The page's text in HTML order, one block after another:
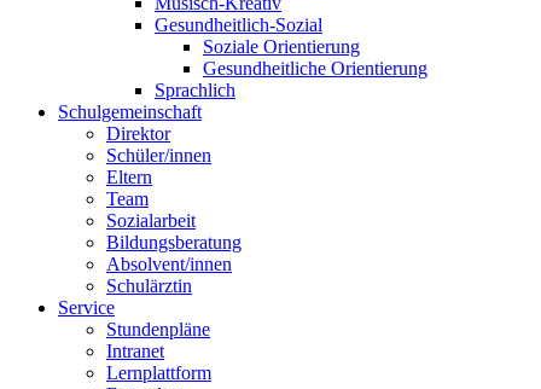
Gesundheitlich-Sozial
Soziale Orientierung
Gesundheitliche Orientierung
Sprachlich
Schulgemeinschaft
Direktor
Schüler/innen
Eltern
Team
Sozialarbeit
Bildungsberatung
Absolvent/innen
Schulärztin
Service
Stundenpläne
Intranet
Lernplattform